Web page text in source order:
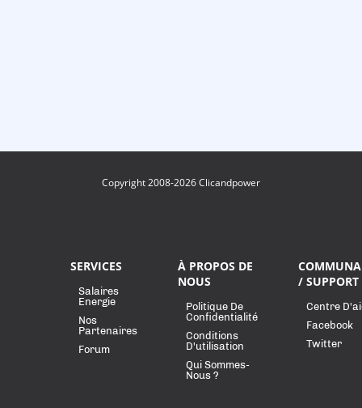
Copyright 2008-2026 Clicandpower
SERVICES
Salaires
Energie
Nos
Partenaires
Forum
À PROPOS DE
NOUS
Politique De
Confidentialité
Conditions
D'utilisation
Qui Sommes-
Nous ?
/ SUPPORT
Centre
Facebook
Twitter